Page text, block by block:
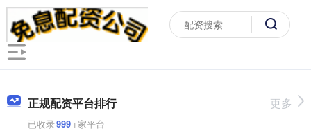
正规配资平台排行
已收录999+家平台
更多